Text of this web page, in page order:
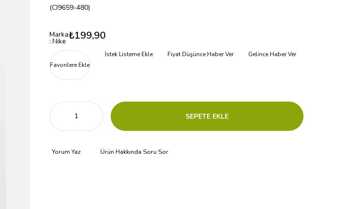
(CI9659-480)
Marka
: Nike ₺199,90
Favorilere Ekle
İstek Listeme Ekle Fiyat Düşünce Haber Ver Gelince Haber Ver
Yorum Yaz Ürün Hakkında Soru Sor